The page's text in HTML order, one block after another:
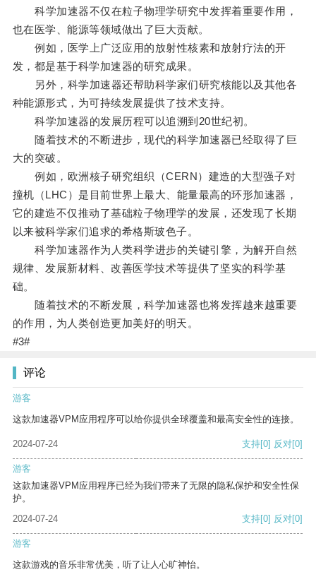
科学加速器不仅在粒子物理学研究中发挥着重要作用，
也在医学、能源等领域做出了巨大贡献。
例如，医学上广泛应用的放射性核素和放射疗法的开
发，都是基于科学加速器的研究成果。
另外，科学加速器还帮助科学家们研究核能以及其他各
种能源形式，为可持续发展提供了技术支持。
科学加速器的发展历程可以追溯到20世纪初。
随着技术的不断进步，现代的科学加速器已经取得了巨
大的突破。
例如，欧洲核子研究组织（CERN）建造的大型强子对
撞机（LHC）是目前世界上最大、能量最高的环形加速器，
它的建造不仅推动了基础粒子物理学的发展，还发现了长期
以来被科学家们追求的希格斯玻色子。
科学加速器作为人类科学进步的关键引擎，为解开自然
规律、发展新材料、改善医学技术等提供了坚实的科学基
础。
随着技术的不断发展，科学加速器也将发挥越来越重要
的作用，为人类创造更加美好的明天。
#3#
评论
游客
这款加速器VPM应用程序可以给你提供全球覆盖和最高安全性的连接。
2024-07-24 支持[0] 反对[0]
游客
这款加速器VPM应用程序已经为我们带来了无限的隐私保护和安全性保
护。
2024-07-24
支持[0] 反对[0]
游客
这款游戏的音乐非常优美，听了让人心旷神怡。